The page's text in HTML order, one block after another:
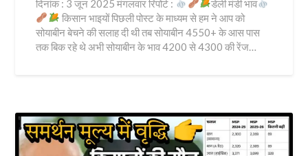
दिनांक : 3 जून 2025 मंगलवार रिपोर्ट :
डेली मंडी भाव
किसान भाइयों पिछली पोस्ट के माध्यम से हम ने आप को
सोयाबीन बेचने की सलाह दी थी तब सोयाबीन 4550+ के आस पास
तक बिक रहे थे अभी सोयाबीन के भाव 4200 से 4300 की रेंज…